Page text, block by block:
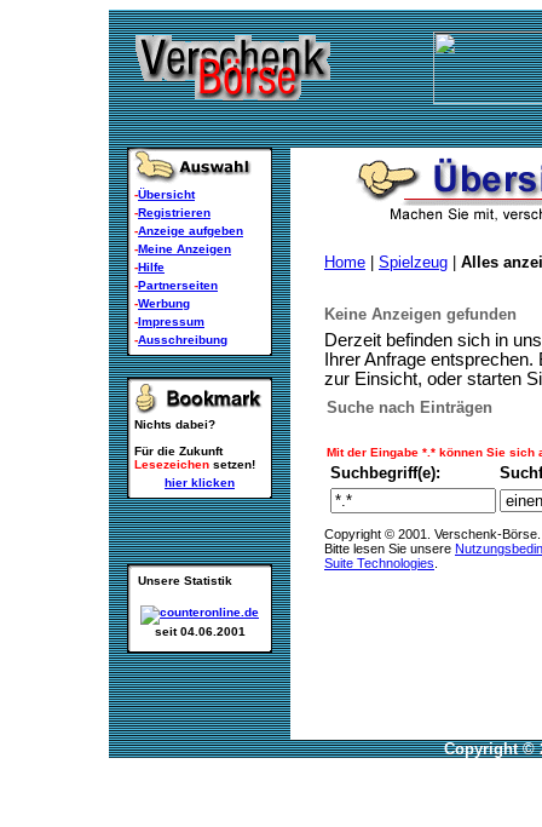
-Übersicht
-Registrieren
-Anzeige aufgeben
-Meine Anzeigen
-Hilfe
-Partnerseiten
-Werbung
-Impressum
-Ausschreibung
Nichts dabei?
Für die Zukunft
Lesezeichen setzen!
hier klicken
Unsere Statistik
seit 04.06.2001
Home Spielzeug Alles
Keine Anzeigen gefunden
Derzeit befinden sich in
Ihrer Anfrage
zur Einsicht, oder starten
Suche nach Einträgen
Mit der Eingabe *.* können Sie sich
Suchbegriff(e):
Copyright © 2001. Verschenk-
Bitte lesen Sie unsere
Suite Technologies
Copyright ©